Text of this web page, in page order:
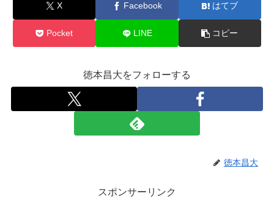
X Facebook はてブ
Pocket LINE コピー
徳本昌大をフォローする
徳本昌大
スポンサーリンク